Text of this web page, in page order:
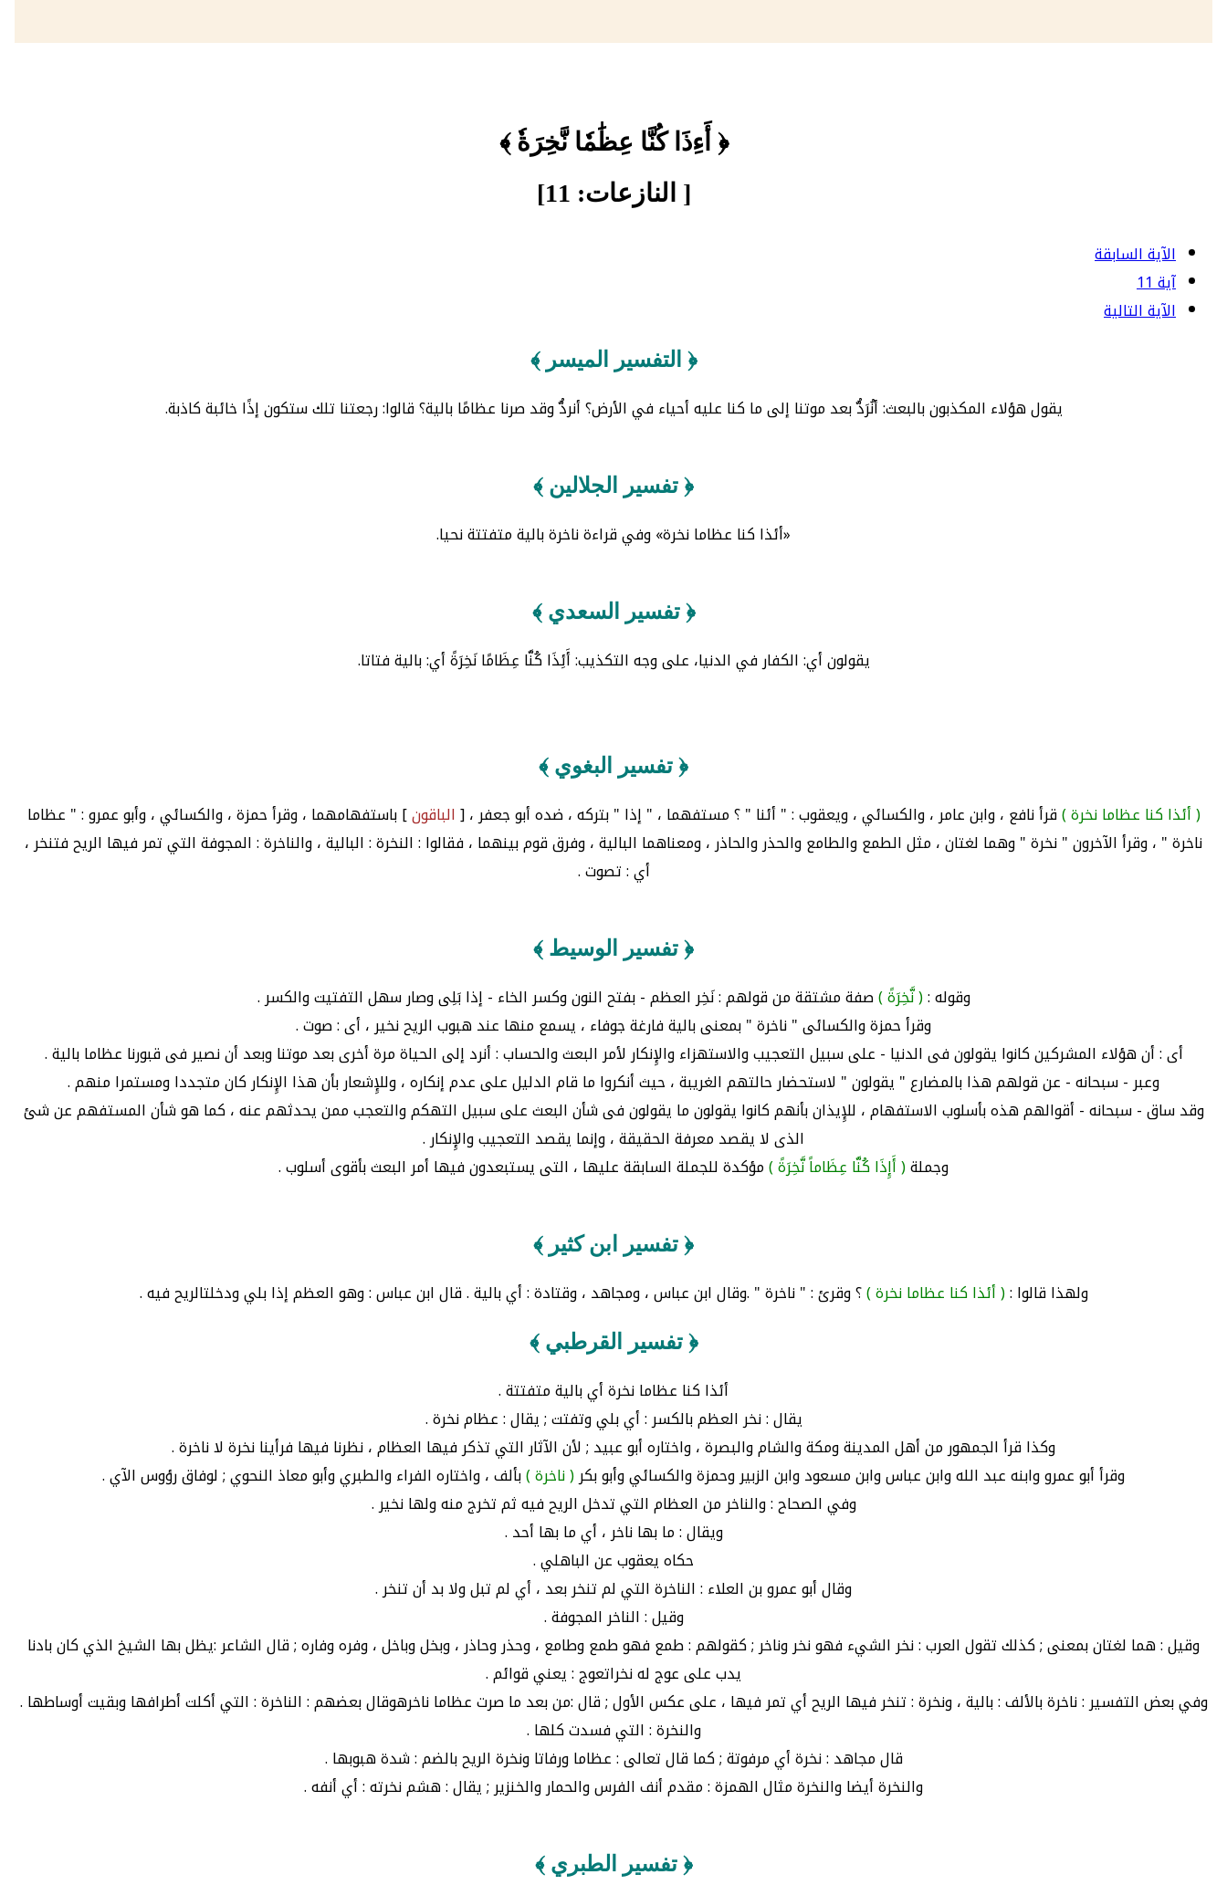
﴿ أَءِذَا كُنَّا عِظَٰمٗا نَّخِرَةٗ ﴾
[ النازعات: 11]
الآية السابقة
آية 11
الآية التالية
﴿ التفسير الميسر ﴾
يقول هؤلاء المكذبون بالبعث: أنُرَدُّ بعد موتنا إلى ما كنا عليه أحياء في الأرض؟ أنردُّ وقد صرنا عظامًا بالية؟ قالوا: رجعتنا تلك ستكون إذًا خائبة كاذبة.
﴿ تفسير الجلالين ﴾
«أئذا كنا عظاما نخرة» وفي قراءة ناخرة بالية متفتتة نحيا.
﴿ تفسير السعدي ﴾
يقولون أي: الكفار في الدنيا، على وجه التكذيب: أَئِذَا كُنَّا عِظَامًا نَخِرَةً أي: بالية فتاتا.
﴿ تفسير البغوي ﴾
( أئذا كنا عظاما نخرة )قرأ نافع ، وابن عامر ، والكسائي ، ويعقوب : " أئنا " ؟ مستفهما ، " إذا " بتركه ، ضده أبو جعفر ، [الباقون] باستفهامهما ، وقرأ حمزة ، والكسائي ، وأبو عمرو : " عظاما
ناخرة " ، وقرأ الآخرون " نخرة " وهما لغتان ، مثل الطمع والطامع والحذر والحاذر ، ومعناهما البالية ، وفرق قوم بينهما ، فقالوا : النخرة : البالية ، والناخرة : المجوفة التي تمر فيها الريح فتنخر ،
أي : تصوت .
﴿ تفسير الوسيط ﴾
وقوله :( نَّخِرَةً )صفة مشتقة من قولهم : نَخِر العظم - بفتح النون وكسر الخاء - إذا بَلِى وصار سهل التفتيت والكسر .
وقرأ حمزة والكسائى " ناخرة " بمعنى بالية فارغة جوفاء ، يسمع منها عند هبوب الريح نخير ، أى : صوت .
أى : أن هؤلاء المشركين كانوا يقولون فى الدنيا - على سبيل التعجيب والاستهزاء والإِنكار لأمر البعث والحساب : أنرد إلى الحياة مرة أخرى بعد موتنا وبعد أن نصير فى قبورنا عظاما بالية .
وعبر - سبحانه - عن قولهم هذا بالمضارع " يقولون " لاستحضار حالتهم الغريبة ، حيث أنكروا ما قام الدليل على عدم إنكاره ، وللإِشعار بأن هذا الإِنكار كان متجددا ومستمرا منهم .
وقد ساق - سبحانه - أقوالهم هذه بأسلوب الاستفهام ، للإِيذان بأنهم كانوا يقولون ما يقولون فى شأن البعث على سبيل التهكم والتعجب ممن يحدثهم عنه ، كما هو شأن المستفهم عن شئ
الذى لا يقصد معرفة الحقيقة ، وإنما يقصد التعجيب والإِنكار .
وجملة( أَإِذَا كُنَّا عِظَاماً نَّخِرَةً )مؤكدة للجملة السابقة عليها ، التى يستبعدون فيها أمر البعث بأقوى أسلوب .
﴿ تفسير ابن كثير ﴾
ولهذا قالوا :( أئذا كنا عظاما نخرة )؟ وقرئ : " ناخرة " .وقال ابن عباس ، ومجاهد ، وقتادة : أي بالية . قال ابن عباس : وهو العظم إذا بلي ودخلتالريح فيه .
﴿ تفسير القرطبي ﴾
أئذا كنا عظاما نخرة أي بالية متفتتة .
يقال : نخر العظم بالكسر : أي بلي وتفتت ; يقال : عظام نخرة .
وكذا قرأ الجمهور من أهل المدينة ومكة والشام والبصرة ، واختاره أبو عبيد ; لأن الآثار التي تذكر فيها العظام ، نظرنا فيها فرأينا نخرة لا ناخرة .
وقرأ أبو عمرو وابنه عبد الله وابن عباس وابن مسعود وابن الزبير وحمزة والكسائي وأبو بكر( ناخرة )بألف ، واختاره الفراء والطبري وأبو معاذ النحوي ; لوفاق رؤوس الآي .
وفي الصحاح : والناخر من العظام التي تدخل الريح فيه ثم تخرج منه ولها نخير .
ويقال : ما بها ناخر ، أي ما بها أحد .
حكاه يعقوب عن الباهلي .
وقال أبو عمرو بن العلاء : الناخرة التي لم تنخر بعد ، أي لم تبل ولا بد أن تنخر .
وقيل : الناخر المجوفة .
وقيل : هما لغتان بمعنى ; كذلك تقول العرب : نخر الشيء فهو نخر وناخر ; كقولهم : طمع فهو طمع وطامع ، وحذر وحاذر ، وبخل وباخل ، وفره وفاره ; قال الشاعر :يظل بها الشيخ الذي كان بادنا
يدب على عوج له نخراتعوج : يعني قوائم .
وفي بعض التفسير : ناخرة بالألف : بالية ، ونخرة : تنخر فيها الريح أي تمر فيها ، على عكس الأول ; قال :من بعد ما صرت عظاما ناخرهوقال بعضهم : الناخرة : التي أكلت أطرافها وبقيت أوساطها .
والنخرة : التي فسدت كلها .
قال مجاهد : نخرة أي مرفوتة ; كما قال تعالى : عظاما ورفاتا ونخرة الريح بالضم : شدة هبوبها .
والنخرة أيضا والنخرة مثال الهمزة : مقدم أنف الفرس والحمار والخنزير ; يقال : هشم نخرته : أي أنفه .
﴿ تفسير الطبري ﴾